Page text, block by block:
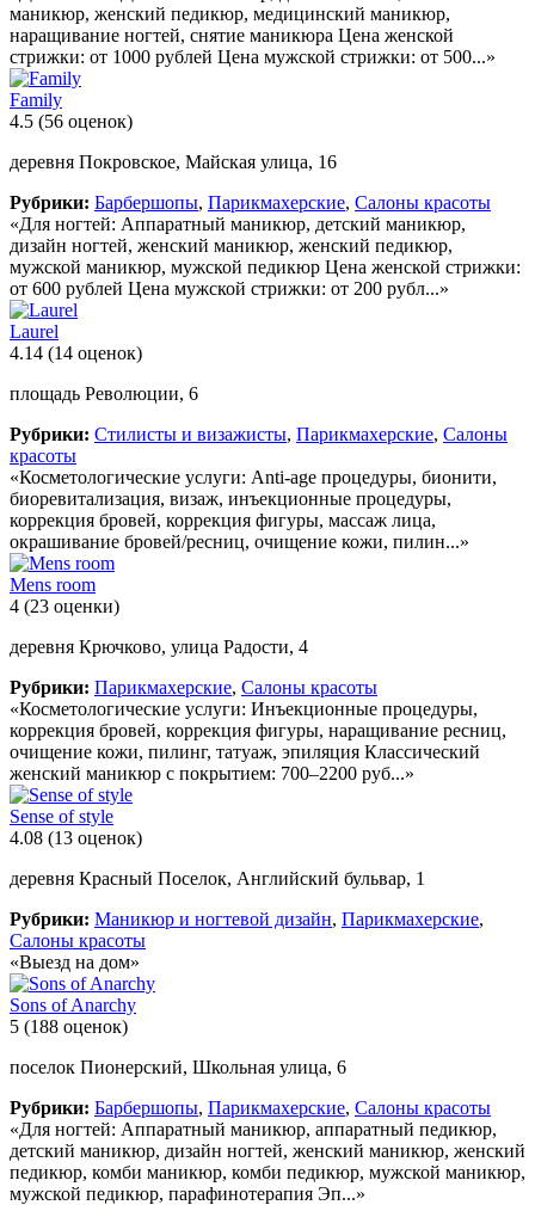
маникюр, женский педикюр, медицинский маникюр,
наращивание ногтей, снятие маникюра Цена женской
стрижки: от 1000 рублей Цена мужской стрижки: от 500...»
Family
4.5 (56 оценок)
деревня Покровское, Майская улица, 16
Рубрики: Барбершопы, Парикмахерские, Салоны красоты
«Для ногтей: Аппаратный маникюр, детский маникюр,
дизайн ногтей, женский маникюр, женский педикюр,
мужской маникюр, мужской педикюр Цена женской стрижки:
от 600 рублей Цена мужской стрижки: от 200 рубл...»
Laurel
4.14 (14 оценок)
площадь Революции, 6
Рубрики: Стилисты и визажисты, Парикмахерские, Салоны
красоты
«Косметологические услуги: Anti-age процедуры, бионити,
биоревитализация, визаж, инъекционные процедуры,
коррекция бровей, коррекция фигуры, массаж лица,
окрашивание бровей/ресниц, очищение кожи, пилин...»
Mens room
4 (23 оценки)
деревня Крючково, улица Радости, 4
Рубрики: Парикмахерские, Салоны красоты
«Косметологические услуги: Инъекционные процедуры,
коррекция бровей, коррекция фигуры, наращивание ресниц,
очищение кожи, пилинг, татуаж, эпиляция Классический
женский маникюр с покрытием: 700–2200 руб...»
Sense of style
4.08 (13 оценок)
деревня Красный Поселок, Английский бульвар, 1
Рубрики: Маникюр и ногтевой дизайн, Парикмахерские,
Салоны красоты
«Выезд на дом»
Sons of Anarchy
5 (188 оценок)
поселок Пионерский, Школьная улица, 6
Рубрики: Барбершопы, Парикмахерские, Салоны красоты
«Для ногтей: Аппаратный маникюр, аппаратный педикюр,
детский маникюр, дизайн ногтей, женский маникюр, женский
педикюр, комби маникюр, комби педикюр, мужской маникюр,
мужской педикюр, парафинотерапия Эп...»